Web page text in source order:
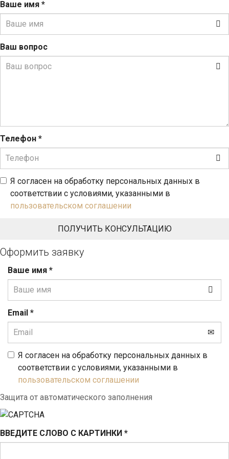
Ваше имя *
Ваш вопрос
Телефон *
Я согласен на обработку персональных данных в
соответствии с условиями, указанными в
пользовательском соглашении
Оформить заявку
Ваше имя *
Email *
Я согласен на обработку персональных данных в
соответствии с условиями, указанными в
пользовательском соглашении
Защита от автоматического заполнения
ВВЕДИТЕ СЛОВО С КАРТИНКИ *